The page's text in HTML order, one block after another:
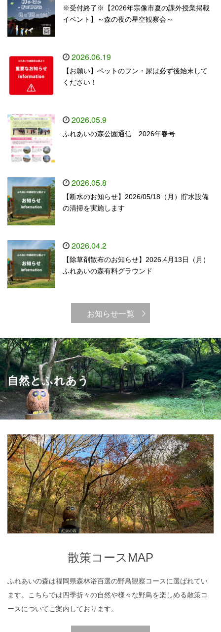
※受付終了※【2026年宗像市夏の課外授業掲載
イベント】～森の夜の星空観察会～
2026.06.19
【お願い】ペットのフン・尿は必ず後始末して
ください！
2026.05.9
ふれあいの森公園通信 2026年春号
2026.05.8
【断水のお知らせ】2026/05/18（月）貯水設備
の清掃を実施します
2026.04.2
【除草剤散布のお知らせ】2026.4月13日（月）
ふれあいの森有料グラウンド
お知らせ一覧
自然とふれあう
散策コースMAP
散策コースMAP
ふれあいの森は福岡県森林浴百選の野鳥観察コースに選ばれてい
ます。こちらでは四季折々の自然や様々な野鳥を楽しめる散策コ
ースについてご案内しております。